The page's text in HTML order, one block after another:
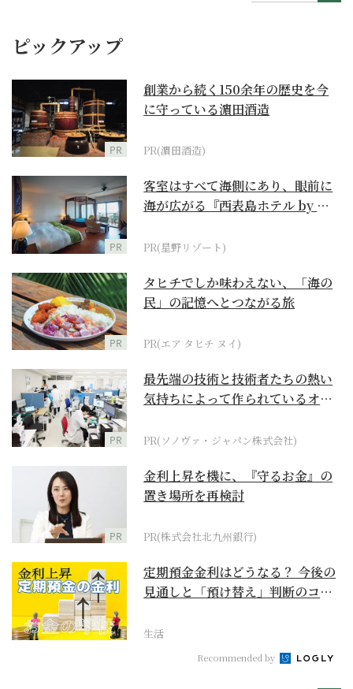
ピックアップ
PR
創業から続く150余年の歴史を今
に守っている濵田酒造
PR(濵田酒造)
PR
客室はすべて海側にあり、眼前に
海が広がる『西表島ホテル by 星
PR(星野リゾート)
PR
タヒチでしか味わえない、「海の
民」の記憶へとつながる旅
PR(エア タヒチ ヌイ)
PR
最先端の技術と技術者たちの熱い
気持ちによって作られているオー
PR(ソノヴァ・ジャパン株式会社)
PR
金利上昇を機に、『守るお金』の
置き場所を再検討
PR(株式会社北九州銀行)
定期預金金利はどうなる？ 今後の
見通しと「預け替え」判断のコツ
生活
Recommended by